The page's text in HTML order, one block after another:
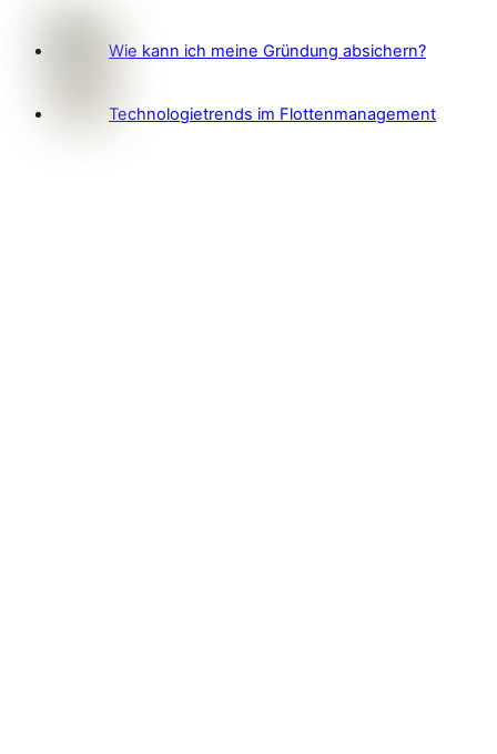
Wie kann ich meine Gründung absichern?
Technologietrends im Flottenmanagement